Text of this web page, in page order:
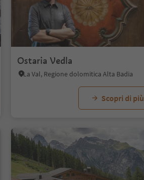
Ostaria Vedla
La Val, Regione dolomitica Alta Badia
Scopri di più